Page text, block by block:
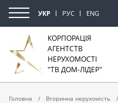
УКР РУС ENG
КОРПОРАЦІЯ
АГЕНТСТВ
НЕРУХОМОСТІ
"ТВ ДОМ-ЛІДЕР"
Головна Вторинна нерухомість